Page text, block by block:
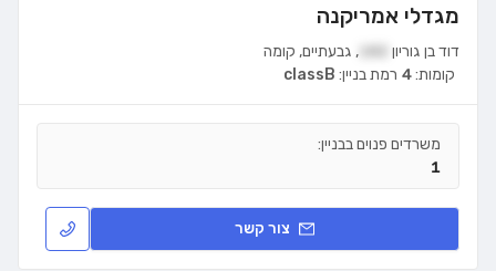
מגדלי אמריקנה
דוד בן גוריון , גבעתיים, קומה
רמת בניין: classB קומות:4
משרדים פנוים בבניין:
1
צור קשר